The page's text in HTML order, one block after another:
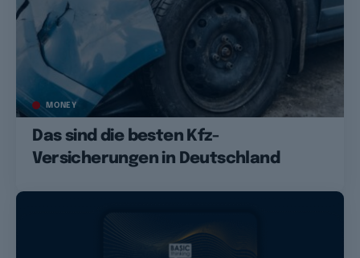
MONEY
Das sind die besten Kfz-
Versicherungen in Deutschland